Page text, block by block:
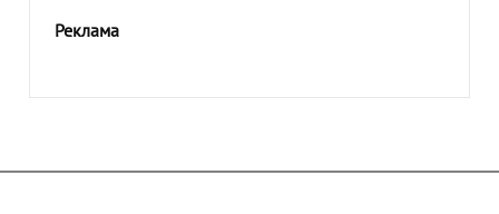
Реклама